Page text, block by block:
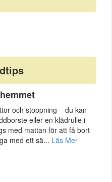
och stoppning – du kan
eller en klädrulle i
med mattan för att få bort
med ett sä... Läs Mer